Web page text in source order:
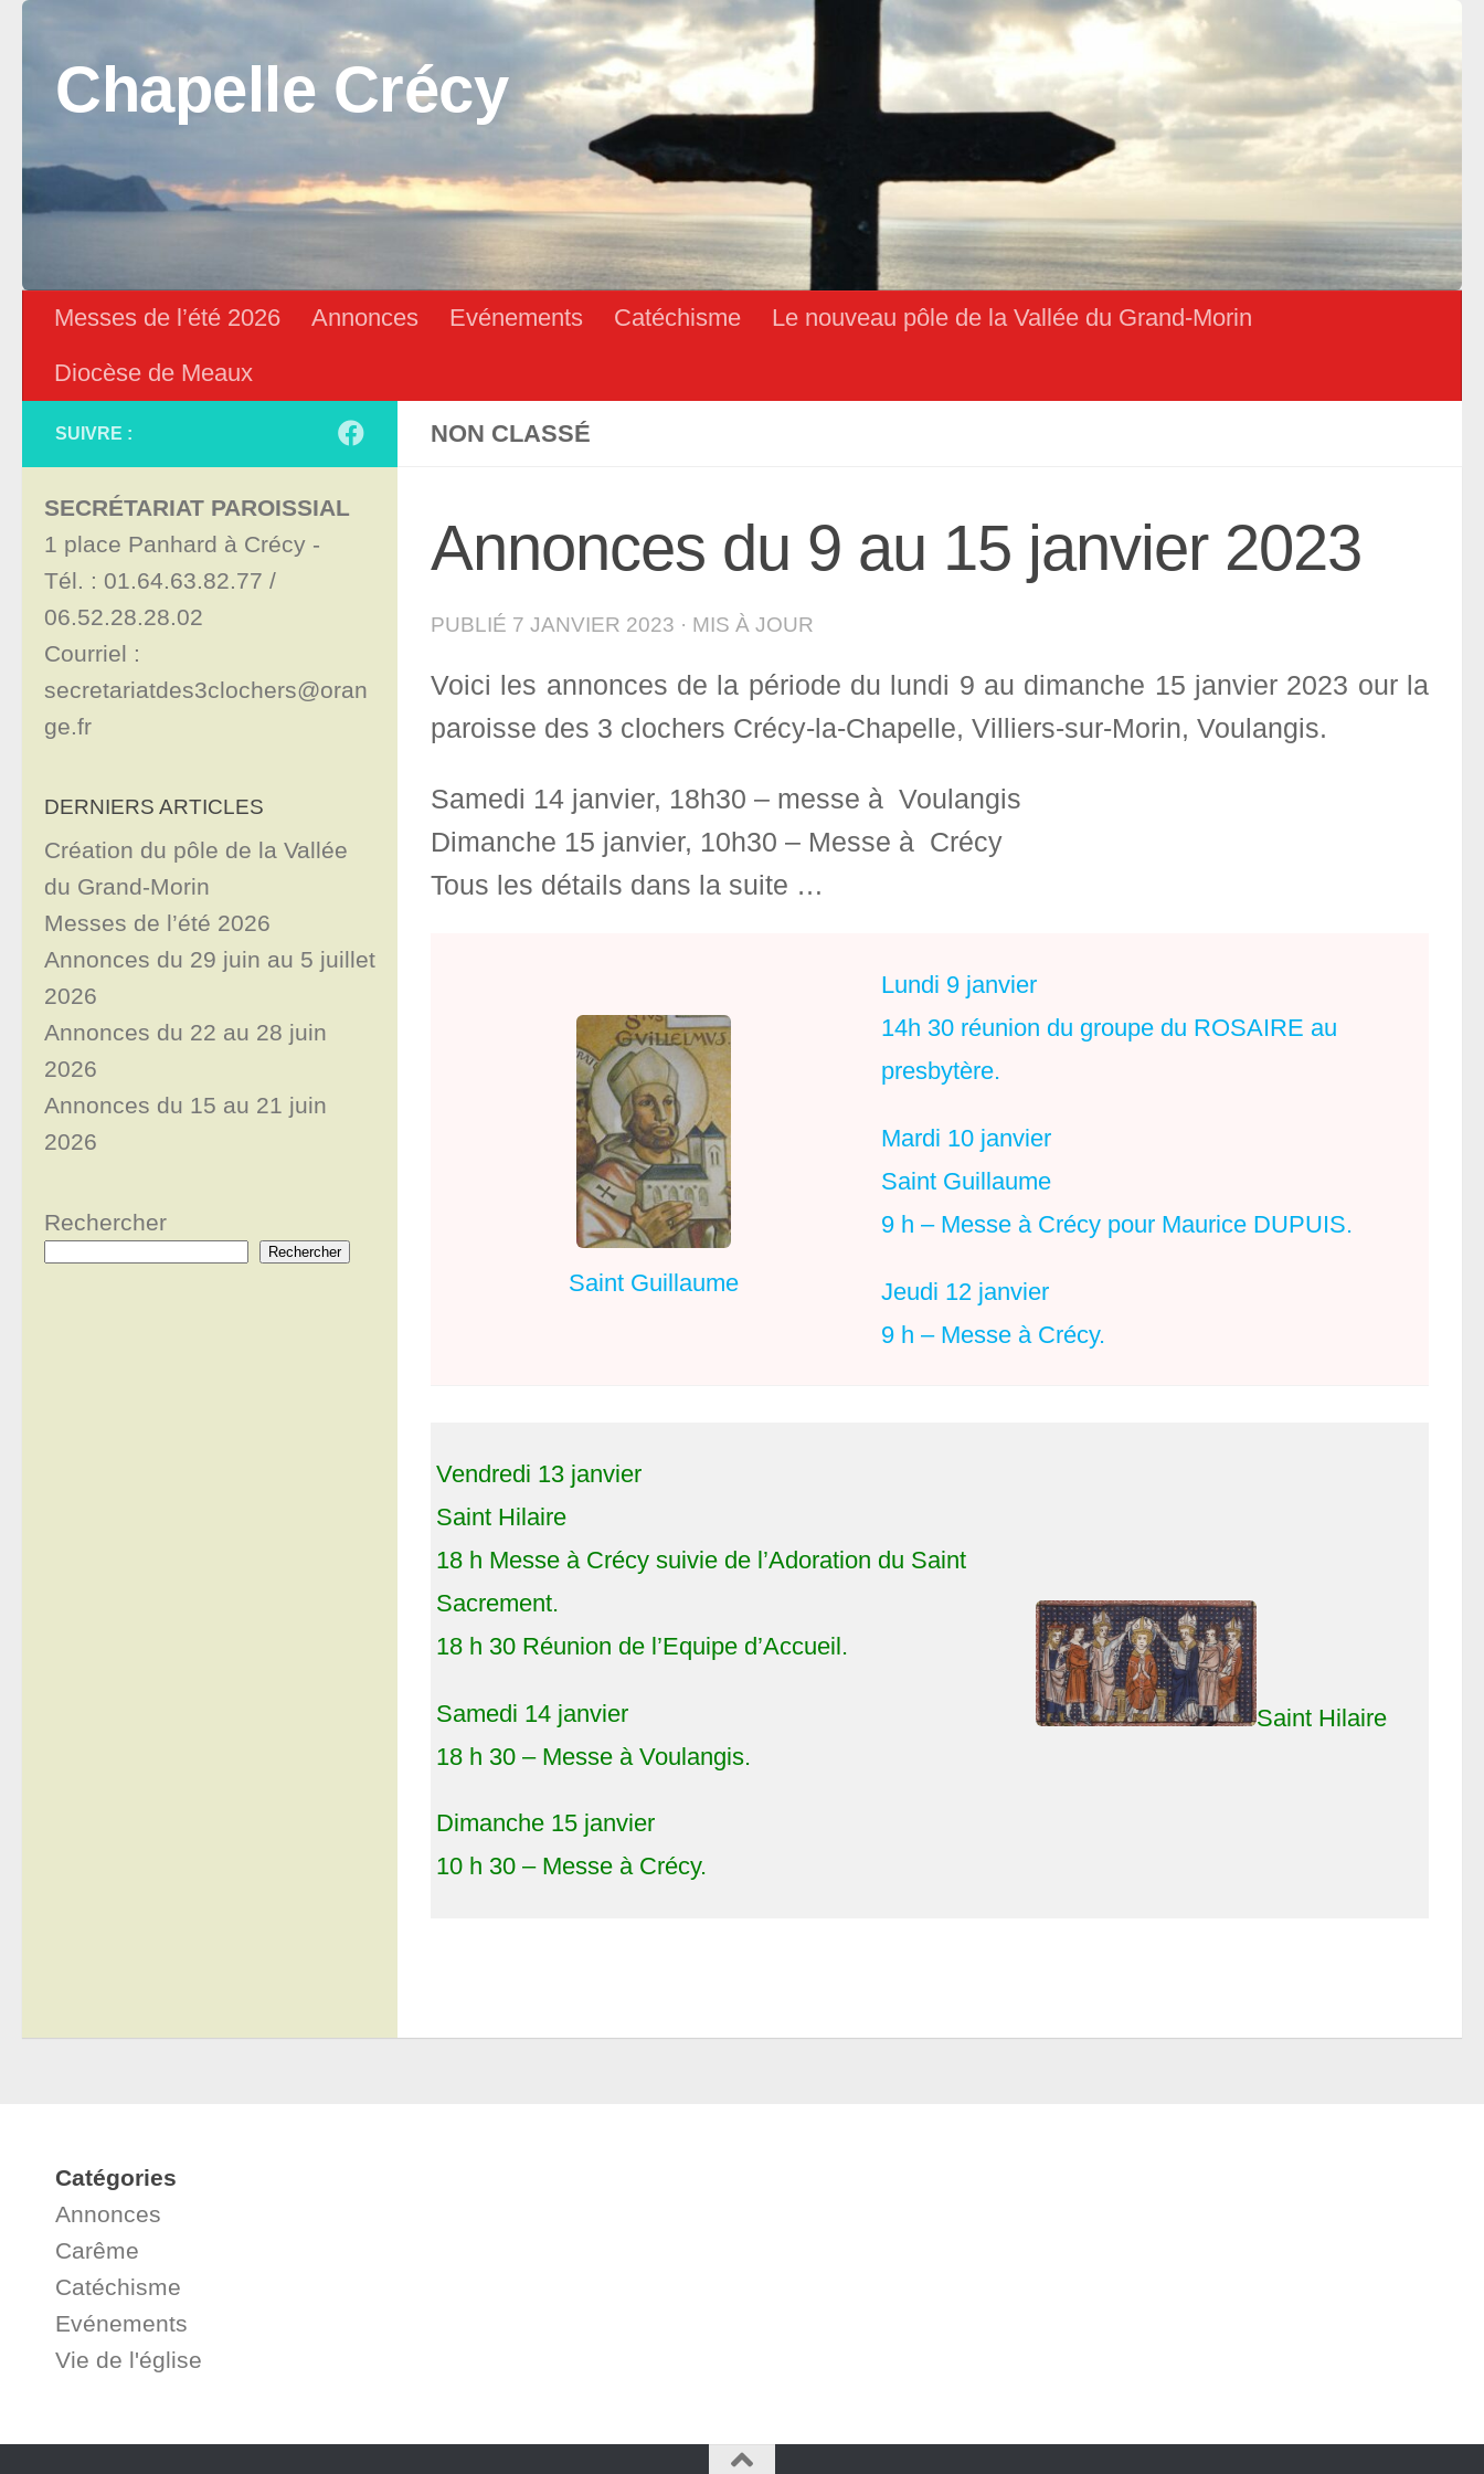
Skip to content
Chapelle Crécy
Messes de l’été 2026 Annonces Evénements Catéchisme
Le nouveau pôle de la Vallée du Grand-Morin
Diocèse de Meaux
NON CLASSÉ
Annonces du 9 au 15 janvier 2023
PUBLIÉ 7 JANVIER 2023 · MIS À JOUR
Voici les annonces de la période du lundi 9 au dimanche 15 janvier 2023 our la
paroisse des 3 clochers Crécy-la-Chapelle, Villiers-sur-Morin, Voulangis.
Samedi 14 janvier, 18h30 – messe à Voulangis
Dimanche 15 janvier, 10h30 – Messe à Crécy
Tous les détails dans la suite …
Saint Guillaume
Lundi 9 janvier
14h 30 réunion du groupe du ROSAIRE au
presbytère.
Mardi 10 janvier
Saint Guillaume
9 h – Messe à Crécy pour Maurice DUPUIS.
Jeudi 12 janvier
9 h – Messe à Crécy.
Vendredi 13 janvier
Saint Hilaire
18 h Messe à Crécy suivie de l’Adoration du Saint
Sacrement.
18 h 30 Réunion de l’Equipe d’Accueil.
Samedi 14 janvier
18 h 30 – Messe à Voulangis.
Dimanche 15 janvier
10 h 30 – Messe à Crécy.
Saint Hilaire
SUIVRE :
SECRÉTARIAT PAROISSIAL
1 place Panhard à Crécy -
Tél. : 01.64.63.82.77 /
06.52.28.28.02
Courriel :
secretariatdes3clochers@oran
ge.fr
DERNIERS ARTICLES
Création du pôle de la Vallée
du Grand-Morin
Messes de l’été 2026
Annonces du 29 juin au 5 juillet
2026
Annonces du 22 au 28 juin
2026
Annonces du 15 au 21 juin
2026
Rechercher
Rechercher
Catégories
Annonces
Carême
Catéchisme
Evénements
Vie de l'église